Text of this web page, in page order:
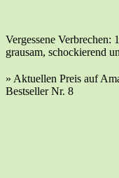
Ver­ges­se­ne Ver­bre­chen:
grau­sam, scho­ckie­rend
» Aktu­el­len Preis auf
Best­sel­ler Nr. 8